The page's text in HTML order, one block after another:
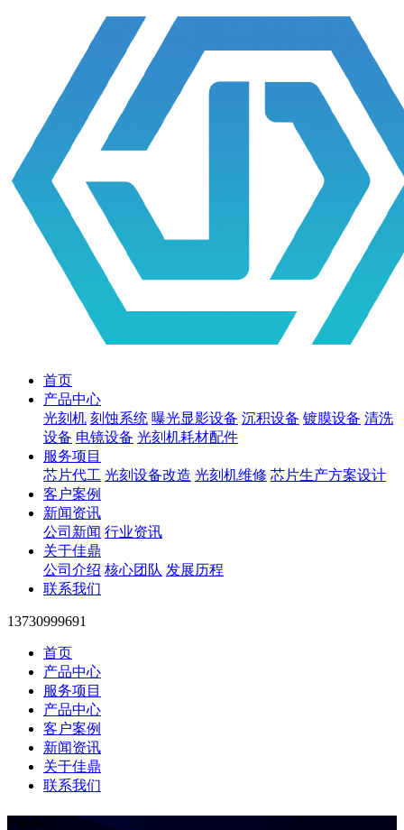
首页
产品中心
光刻机 刻蚀系统 曝光显影设备 沉积设备 镀膜设备 清洗
设备 电镜设备 光刻机耗材配件
服务项目
芯片代工 光刻设备改造 光刻机维修 芯片生产方案设计
客户案例
新闻资讯
公司新闻 行业资讯
关于佳鼎
公司介绍 核心团队 发展历程
联系我们
13730999691
首页
产品中心
服务项目
产品中心
客户案例
新闻资讯
关于佳鼎
联系我们
产品中心